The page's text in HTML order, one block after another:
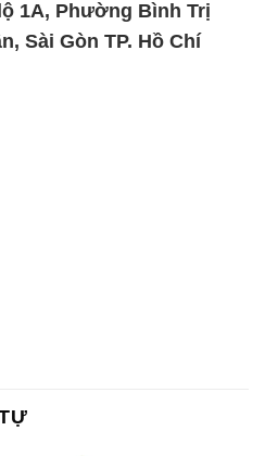
1A, Phường Bình Trị
Sài Gòn TP. Hồ Chí